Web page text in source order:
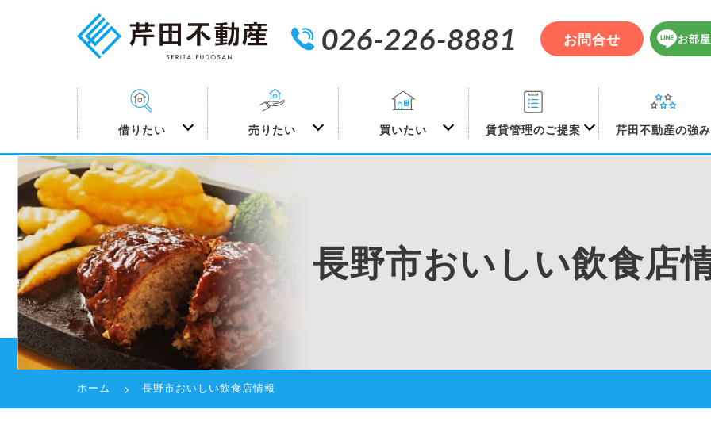
026-226-8881 お問合せ お部
借りたい 売りたい 買いたい 賃貸管理のご提案 芹田不動産の強み
長野市おいしい飲食店
ホーム 長野市おいしい飲食店情報